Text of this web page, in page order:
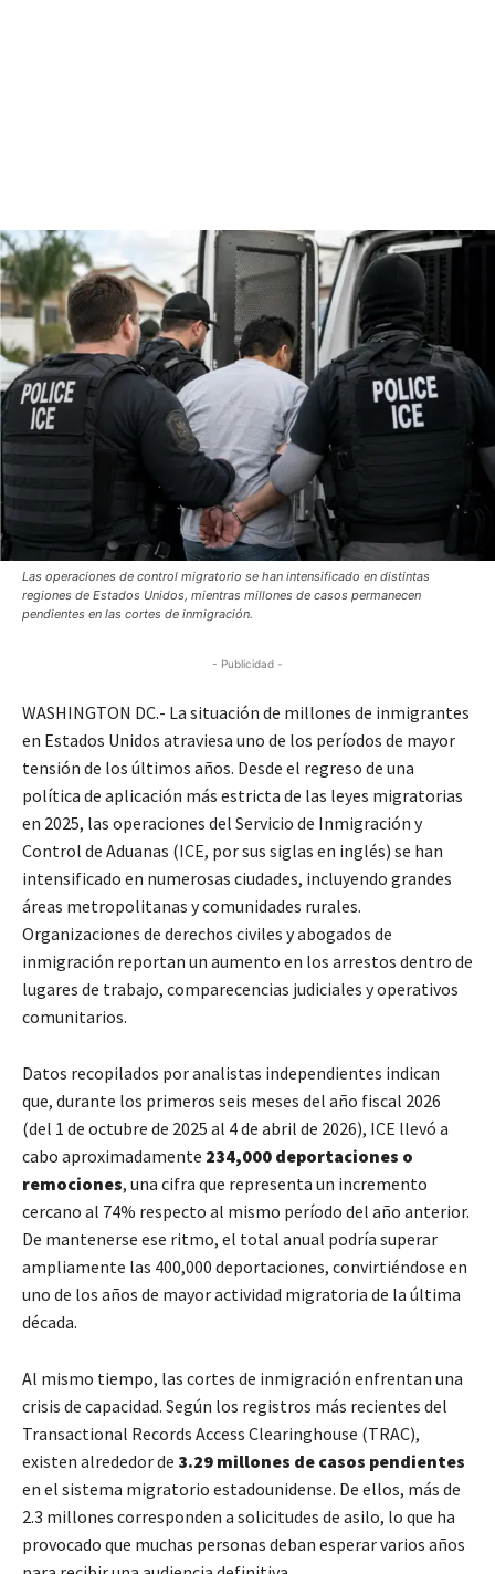
Las operaciones de control migratorio se han intensificado en distintas
regiones de Estados Unidos, mientras millones de casos permanecen
pendientes en las cortes de inmigración.
- Publicidad -
WASHINGTON DC.- La situación de millones de inmigrantes
en Estados Unidos atraviesa uno de los períodos de mayor
tensión de los últimos años. Desde el regreso de una
política de aplicación más estricta de las leyes migratorias
en 2025, las operaciones del Servicio de Inmigración y
Control de Aduanas (ICE, por sus siglas en inglés) se han
intensificado en numerosas ciudades, incluyendo grandes
áreas metropolitanas y comunidades rurales.
Organizaciones de derechos civiles y abogados de
inmigración reportan un aumento en los arrestos dentro de
lugares de trabajo, comparecencias judiciales y operativos
comunitarios.
Datos recopilados por analistas independientes indican
que, durante los primeros seis meses del año fiscal 2026
(del 1 de octubre de 2025 al 4 de abril de 2026), ICE llevó a
cabo aproximadamente 234,000 deportaciones o
remociones, una cifra que representa un incremento
cercano al 74% respecto al mismo período del año anterior.
De mantenerse ese ritmo, el total anual podría superar
ampliamente las 400,000 deportaciones, convirtiéndose en
uno de los años de mayor actividad migratoria de la última
década.
Al mismo tiempo, las cortes de inmigración enfrentan una
crisis de capacidad. Según los registros más recientes del
Transactional Records Access Clearinghouse (TRAC),
existen alrededor de 3.29 millones de casos pendientes
en el sistema migratorio estadounidense. De ellos, más de
2.3 millones corresponden a solicitudes de asilo, lo que ha
provocado que muchas personas deban esperar varios años